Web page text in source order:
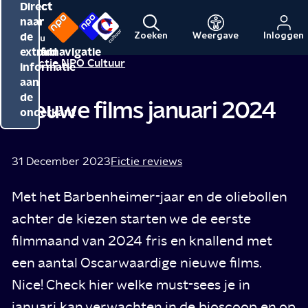
Direct
naar
de
inhoud
Direct
naar
de
hoofdnavigatie
Direct
naar
de
extra
informatie
aan
de
onderkant
Menu
Naar
de
NPO
Naar
de
NPO
Zoeken Weergave Inloggen
Redactie NPO Cultuur
Nieuwe films januari 2024
31 December 2023Fictie reviews
Met het Barbenheimer-jaar en de oliebollen
achter de kiezen starten we de eerste
filmmaand van 2024 fris en knallend met
een aantal Oscarwaardige nieuwe films.
Nice! Check hier welke must-sees je in